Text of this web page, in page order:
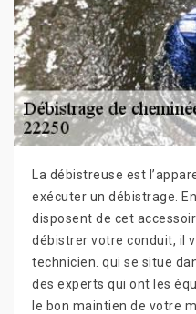
La débistreuse est
exécuter un débistrage.
disposent de cet
débistrer votre conduit, il
technicien. qui se situe
des experts qui ont les
le bon maintien de votre